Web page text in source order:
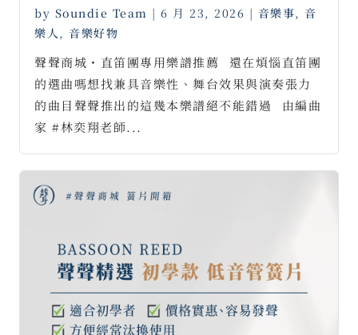
by Soundie Team | 6 月 23, 2026 | 音樂事, 音
樂人, 音樂好物
聲聲商城・直笛團專用樂譜推薦⠀還在煩惱直笛團
的選曲嗎想找兼具音樂性、舞台效果與演奏張力
的曲目聲聲推出的這幾本樂譜絕不能錯過⠀由編曲
家 #林奕翔老師...